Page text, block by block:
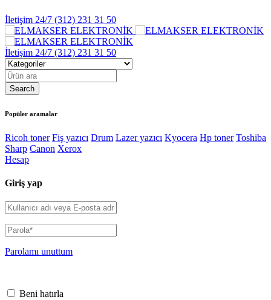
İletişim 24/7 (312) 231 31 50
İletişim 24/7 (312) 231 31 50
Popüler aramalar
Ricoh toner Fiş yazıcı Drum Lazer yazıcı Kyocera Hp toner Toshiba
Sharp Canon Xerox
Hesap
Giriş yap
Parolamı unuttum
Beni hatırla